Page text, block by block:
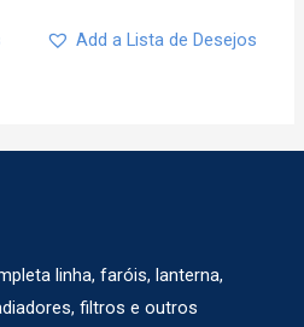
Add a Lista de Desejos
linha, faróis, lanterna,
filtros e outros